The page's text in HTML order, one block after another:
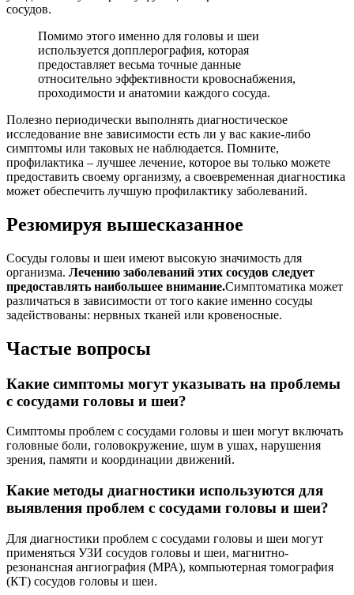
сосудов.
Помимо этого именно для головы и шеи
используется допплерография, которая
предоставляет весьма точные данные
относительно эффективности кровоснабжения,
проходимости и анатомии каждого сосуда.
Полезно периодически выполнять диагностическое
исследование вне зависимости есть ли у вас какие-либо
симптомы или таковых не наблюдается. Помните,
профилактика – лучшее лечение, которое вы только можете
предоставить своему организму, а своевременная диагностика
может обеспечить лучшую профилактику заболеваний.
Резюмируя вышесказанное
Сосуды головы и шеи имеют высокую значимость для
организма. Лечению заболеваний этих сосудов следует
предоставлять наибольшее внимание.Симптоматика может
различаться в зависимости от того какие именно сосуды
задействованы: нервных тканей или кровеносные.
Частые вопросы
Какие симптомы могут указывать на проблемы
с сосудами головы и шеи?
Симптомы проблем с сосудами головы и шеи могут включать
головные боли, головокружение, шум в ушах, нарушения
зрения, памяти и координации движений.
Какие методы диагностики используются для
выявления проблем с сосудами головы и шеи?
Для диагностики проблем с сосудами головы и шеи могут
применяться УЗИ сосудов головы и шеи, магнитно-
резонансная ангиография (МРА), компьютерная томография
(КТ) сосудов головы и шеи.